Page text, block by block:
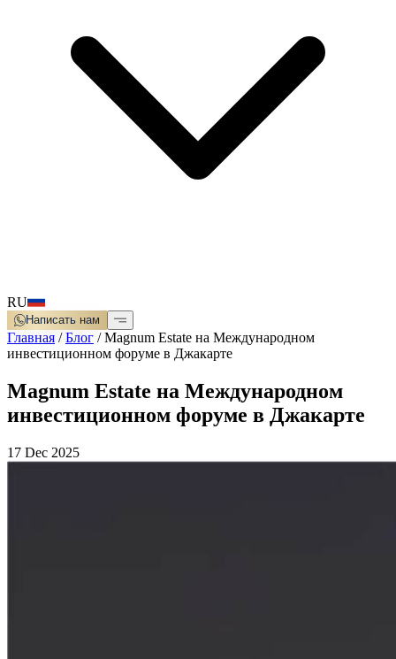
RU
Написать нам
Главная /Блог /Magnum Estate на Международном
инвестиционном форуме в Джакарте
Magnum Estate на Международном
инвестиционном форуме в Джакарте
17 Dec 2025